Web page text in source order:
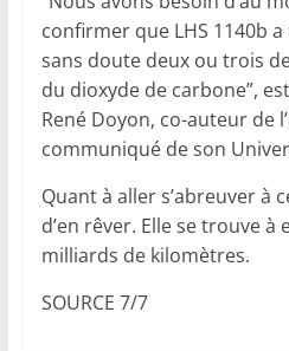
confirmer que LHS 1140b
sans doute deux ou trois
du dioxyde de carbone”,
René Doyon, co-auteur de
communiqué de son
Quant à aller s’abreuver à
d’en rêver. Elle se trouve à
milliards de kilomètres.
SOURCE 7/7